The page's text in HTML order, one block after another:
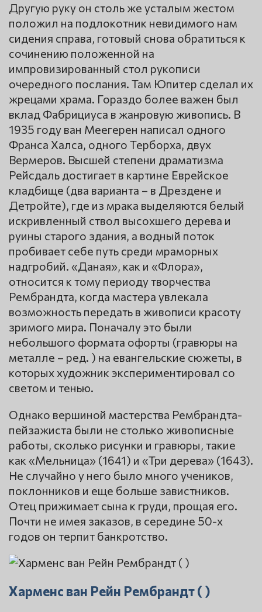
Другую руку он столь же усталым жестом
положил на подлокотник невидимого нам
сидения справа, готовый снова обратиться к
сочинению положенной на
импровизированный стол рукописи
очередного послания. Там Юпитер сделал их
жрецами храма. Гораздо более важен был
вклад Фабрициуса в жанровую живопись. В
1935 году ван Меегерен написал одного
Франса Халса, одного Терборха, двух
Вермеров. Высшей степени драматизма
Рейсдаль достигает в картине Еврейское
кладбище (два варианта – в Дрездене и
Детройте), где из мрака выделяются белый
искривленный ствол высохшего дерева и
руины старого здания, а водный поток
пробивает себе путь среди мраморных
надгробий. «Даная», как и «Флора»,
относится к тому периоду творчества
Рембрандта, когда мастера увлекала
возможность передать в живописи красоту
зримого мира. Поначалу это были
небольшого формата офорты (гравюры на
металле – ред. ) на евангельские сюжеты, в
которых художник экспериментировал со
светом и тенью.
Однако вершиной мастерства Рембрандта-
пейзажиста были не столько живописные
работы, сколько рисунки и гравюры, такие
как «Мельница» (1641) и «Три дерева» (1643).
Не случайно у него было много учеников,
поклонников и еще больше завистников.
Отец прижимает сына к груди, прощая его.
Почти не имея заказов, в середине 50-х
годов он терпит банкротство.
Харменс ван Рейн Рембрандт ( )